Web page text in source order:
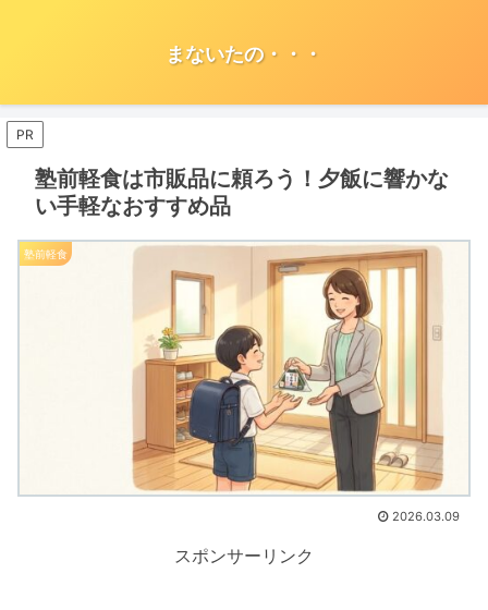
まないたの・・・
PR
塾前軽食は市販品に頼ろう！夕飯に響かな
い手軽なおすすめ品
塾前軽食
2026.03.09
スポンサーリンク